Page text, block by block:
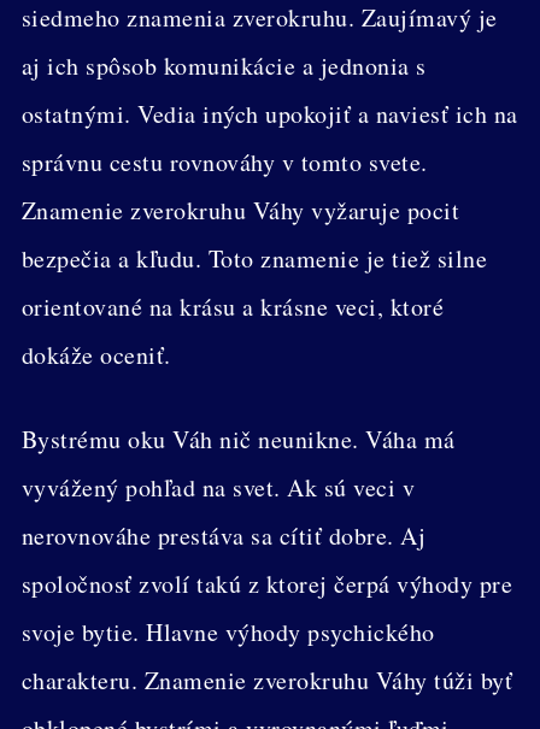
siedmeho znamenia zverokruhu. Zaujímavý je
aj ich spôsob komunikácie a jednonia s
ostatnými. Vedia iných upokojiť a naviesť ich na
správnu cestu rovnováhy v tomto svete.
Znamenie zverokruhu Váhy vyžaruje pocit
bezpečia a kľudu. Toto znamenie je tiež silne
orientované na krásu a krásne veci, ktoré
dokáže oceniť.
Bystrému oku Váh nič neunikne. Váha má
vyvážený pohľad na svet. Ak sú veci v
nerovnováhe prestáva sa cítiť dobre. Aj
spoločnosť zvolí takú z ktorej čerpá výhody pre
svoje bytie. Hlavne výhody psychického
charakteru. Znamenie zverokruhu Váhy túži byť